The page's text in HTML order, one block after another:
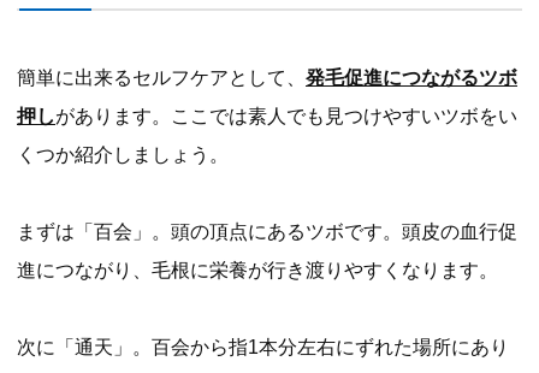
簡単に出来るセルフケアとして、 発毛促進につながるツボ
押しがあります。ここでは素人でも見つけやすいツボをい
くつか紹介しましょう。
まずは「百会」。頭の頂点にあるツボです。頭皮の血行促
進につながり、毛根に栄養が行き渡りやすくなります。
次に「通天」。百会から指1本分左右にずれた場所にあり